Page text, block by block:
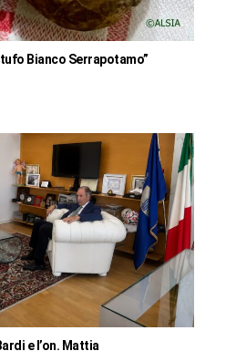
Bianco Serrapotamo”
e l’on. Mattia